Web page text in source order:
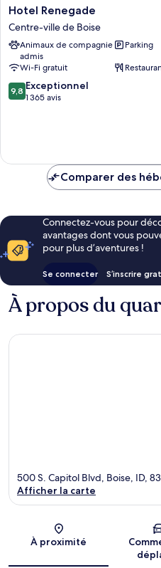
Hotel
Renegade
Centre-
ville
Boise
Hotel Renegade
Centre-ville de Boise
Animaux de compagnie
admis
Parking
Wi-Fi gratuit
9.8
sur
9,8 Exceptionnel
1 365 avis
Comparer des
Connectez-vous pour
avantages dont vous
pour plus d’aventures !
Se connecter S’inscrire
À propos du
500 S. Capitol Blvd, Boise, ID,
Afficher la carte
À proximité